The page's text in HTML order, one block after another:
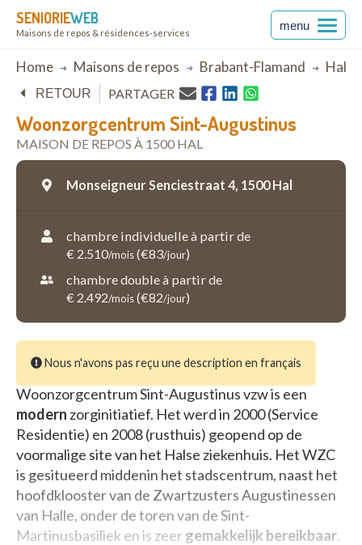
SENIORIEWEB
Maisons de repos & résidences-services
menu
Breadcrumb
Home Maisons de repos Brabant-Flamand Hal
Woonzorgcentrum Sint-Augustinus
MAISON DE REPOS À 1500 HAL
RETOUR PARTAGER
Monseigneur Senciestraat 4, 1500 Hal
chambre individuelle à partir de
€ 2.510/mois(€83/jour)
chambre double à partir de
€ 2.492/mois(€82/jour)
Nous n'avons pas reçu une description en français
Woonzorgcentrum Sint-Augustinus vzw is een
modern zorginitiatief. Het werd in 2000 (Service
Residentie) en 2008 (rusthuis) geopend op de
voormalige site van het Halse ziekenhuis. Het WZC
is gesitueerd middenin het stadscentrum, naast het
hoofdklooster van de Zwartzusters Augustinessen
van Halle, onder de toren van de Sint-
Martinusbasiliek en is zeergemakkelijk bereikbaar.